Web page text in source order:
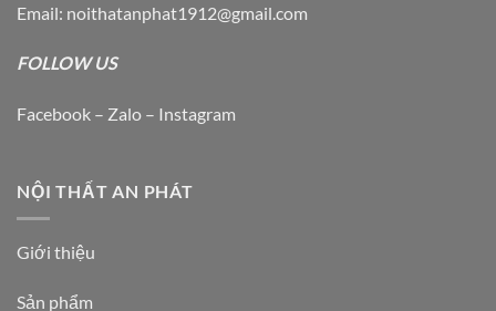
Email: noithatanphat1912@gmail.com
FOLLOW US
Facebook – Zalo – Instagram
NỘI THẤT AN PHÁT
Giới thiệu
Sản phẩm